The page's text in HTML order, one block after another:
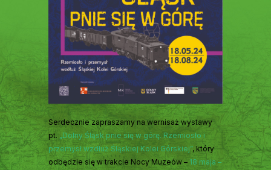
Serdecznie zapraszamy na wernisaż wystawy
pt.„Dolny Śląsk pnie się w górę. Rzemiosło i
przemysł wzdłuż Śląskiej Kolei Górskiej”, który
odbędzie się w trakcie Nocy Muzeów – 18 maja –